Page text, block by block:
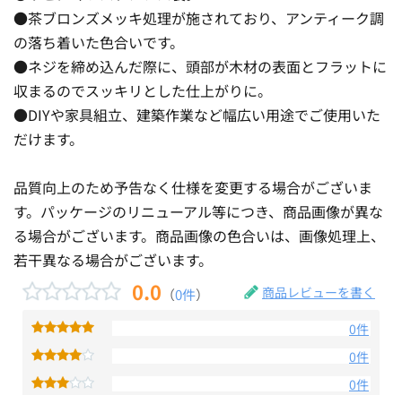
●茶ブロンズメッキ処理が施されており、アンティーク調
の落ち着いた色合いです。
●ネジを締め込んだ際に、頭部が木材の表面とフラットに
収まるのでスッキリとした仕上がりに。
●DIYや家具組立、建築作業など幅広い用途でご使用いた
だけます。
品質向上のため予告なく仕様を変更する場合がございま
す。パッケージのリニューアル等につき、商品画像が異な
る場合がございます。商品画像の色合いは、画像処理上、
若干異なる場合がございます。
0.0 （0件） 商品レビューを書く
0件
0件
0件